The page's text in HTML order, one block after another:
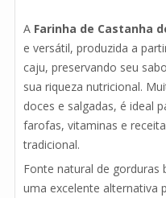
A Farinha de Castanha
e versátil, produzida a
caju, preservando seu
sua riqueza nutricional.
doces e salgadas, é ideal
farofas, vitaminas e
tradicional.
Fonte natural de gorduras
uma excelente alternativa